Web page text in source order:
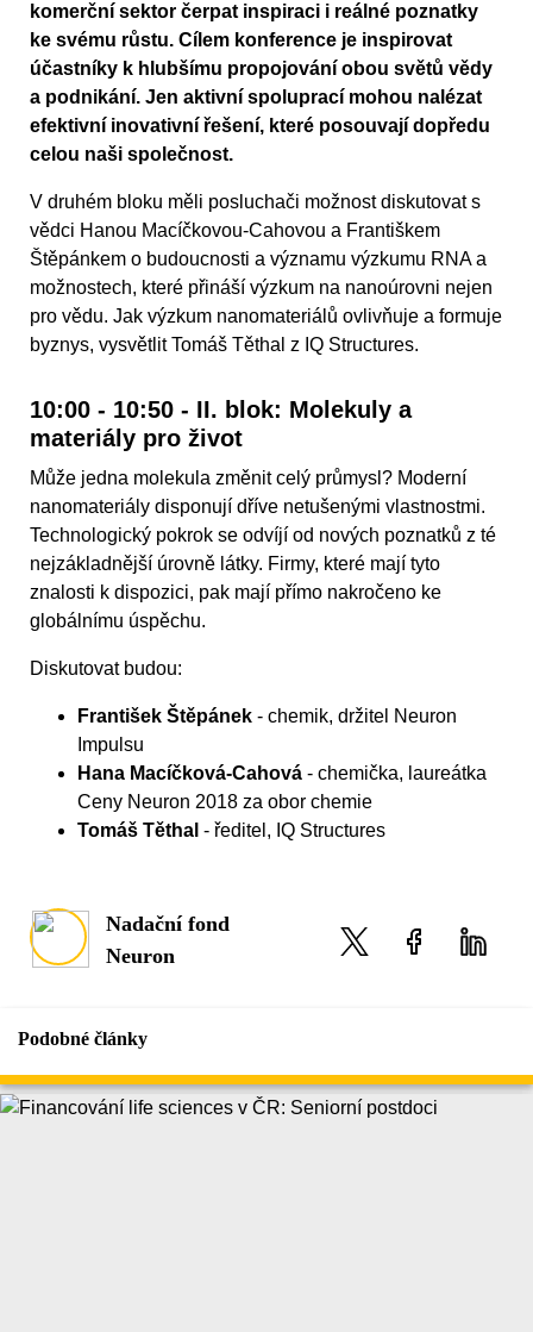
komerční sektor čerpat inspiraci i reálné poznatky
ke svému růstu. Cílem konference je inspirovat
účastníky k hlubšímu propojování obou světů vědy
a podnikání. Jen aktivní spoluprací mohou nalézat
efektivní inovativní řešení, které posouvají dopředu
celou naši společnost.
V druhém bloku měli posluchači možnost diskutovat s
vědci Hanou Macíčkovou-Cahovou a Františkem
Štěpánkem o budoucnosti a významu výzkumu RNA a
možnostech, které přináší výzkum na nanoúrovni nejen
pro vědu. Jak výzkum nanomateriálů ovlivňuje a formuje
byznys, vysvětlit Tomáš Těthal z IQ Structures.
10:00 - 10:50 - II. blok: Molekuly a
materiály pro život
Může jedna molekula změnit celý průmysl? Moderní
nanomateriály disponují dříve netušenými vlastnostmi.
Technologický pokrok se odvíjí od nových poznatků z té
nejzákladnější úrovně látky. Firmy, které mají tyto
znalosti k dispozici, pak mají přímo nakročeno ke
globálnímu úspěchu.
Diskutovat budou:
František Štěpánek - chemik, držitel Neuron
Impulsu
Hana Macíčková-Cahová - chemička, laureátka
Ceny Neuron 2018 za obor chemie
Tomáš Těthal - ředitel, IQ Structures
Nadační fond
Neuron
Podobné články